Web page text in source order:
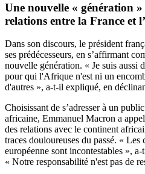
Une nouvelle « génération »
relations entre la France et
Dans son discours, le président
ses prédécesseurs, en s’affirmant
nouvelle génération. « Je suis aussi
pour qui l'Afrique n'est ni un
d'autres », a-t-il expliqué, en
Choisissant de s’adresser à un
africaine, Emmanuel Macron a
des relations avec le continent
traces douloureuses du passé. «
européenne sont incontestables »,
« Notre responsabilité n'est pas de